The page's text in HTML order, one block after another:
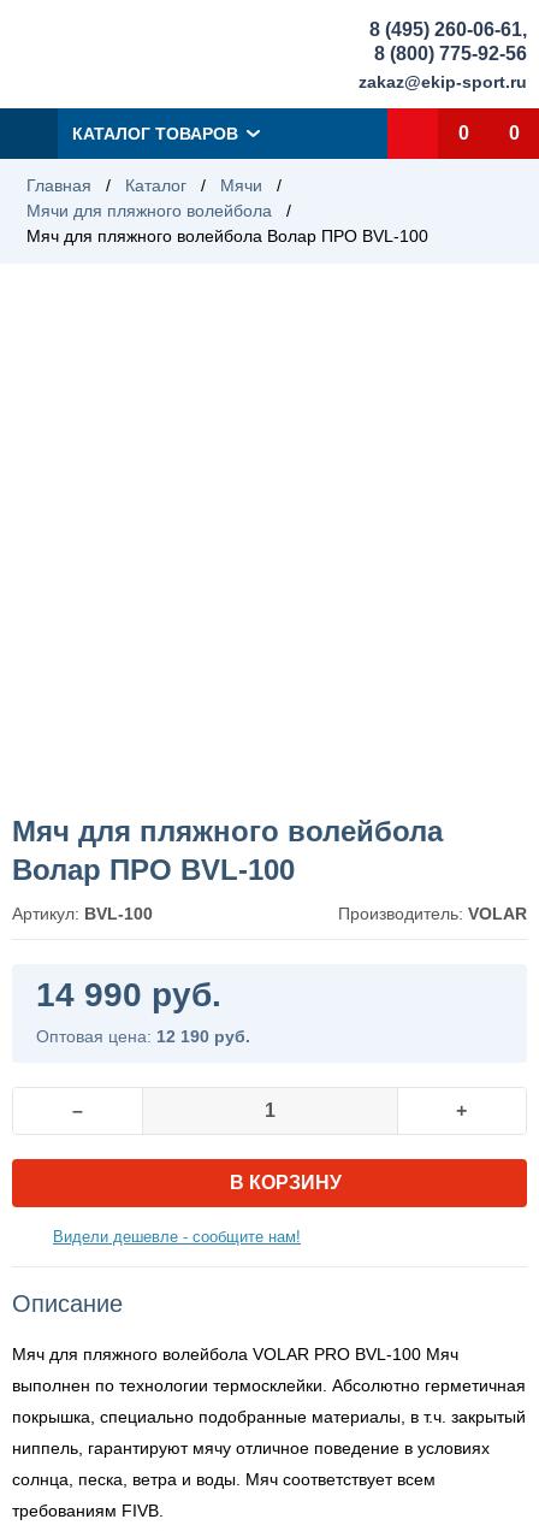
8 (495) 260-06-61,
8 (800) 775-92-56
zakaz@ekip-sport.ru
КАТАЛОГ ТОВАРОВ 0 0
Главная / Каталог / Мячи
/
Мячи для пляжного волейбола
/
Мяч для пляжного волейбола Волар ПРО BVL-100
Мяч для пляжного волейбола
Волар ПРО BVL-100
Артикул: BVL-100 Производитель: VOLAR
14 990 руб.
Оптовая цена: 12 190 руб.
– +
В КОРЗИНУ
Видели дешевле - сообщите нам!
Описание
Мяч для пляжного волейбола VOLAR PRO BVL-100 Мяч
выполнен по технологии термосклейки. Абсолютно герметичная
покрышка, специально подобранные материалы, в т.ч. закрытый
ниппель, гарантируют мячу отличное поведение в условиях
солнца, песка, ветра и воды. Мяч соответствует всем
требованиям FIVB.